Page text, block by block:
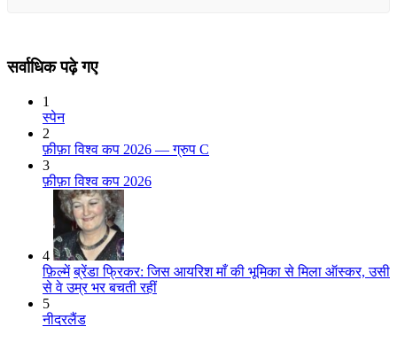
सर्वाधिक पढ़े गए
1
स्पेन
2
फ़ीफ़ा विश्व कप 2026 — ग्रुप C
3
फ़ीफ़ा विश्व कप 2026
4
फ़िल्में ब्रेंडा फ्रिकर: जिस आयरिश माँ की भूमिका से मिला ऑस्कर, उसी
से वे उम्र भर बचती रहीं
5
नीदरलैंड